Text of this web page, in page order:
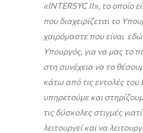
«INTERSYC II», το οποίο
που διαχειρίζεται το
χαιρόμαστε που είναι
Υπουργός, για να μας το
στη συνέχεια να το
κάτω από τις εντολές
υπηρετούμε και
τις δύσκολες στιγμές
λειτουργεί και να